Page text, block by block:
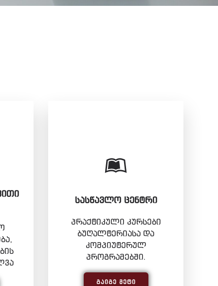
ᲡᲐᲡᲬᲐᲕᲚᲝ ᲪᲔᲜᲢᲠᲘ
პრაქტიკული კურსები
ბუღალტერიასა და
კომპიუტერულ
პროგრამებში.
ᲒᲐᲘᲒᲔ ᲛᲔᲢᲘ